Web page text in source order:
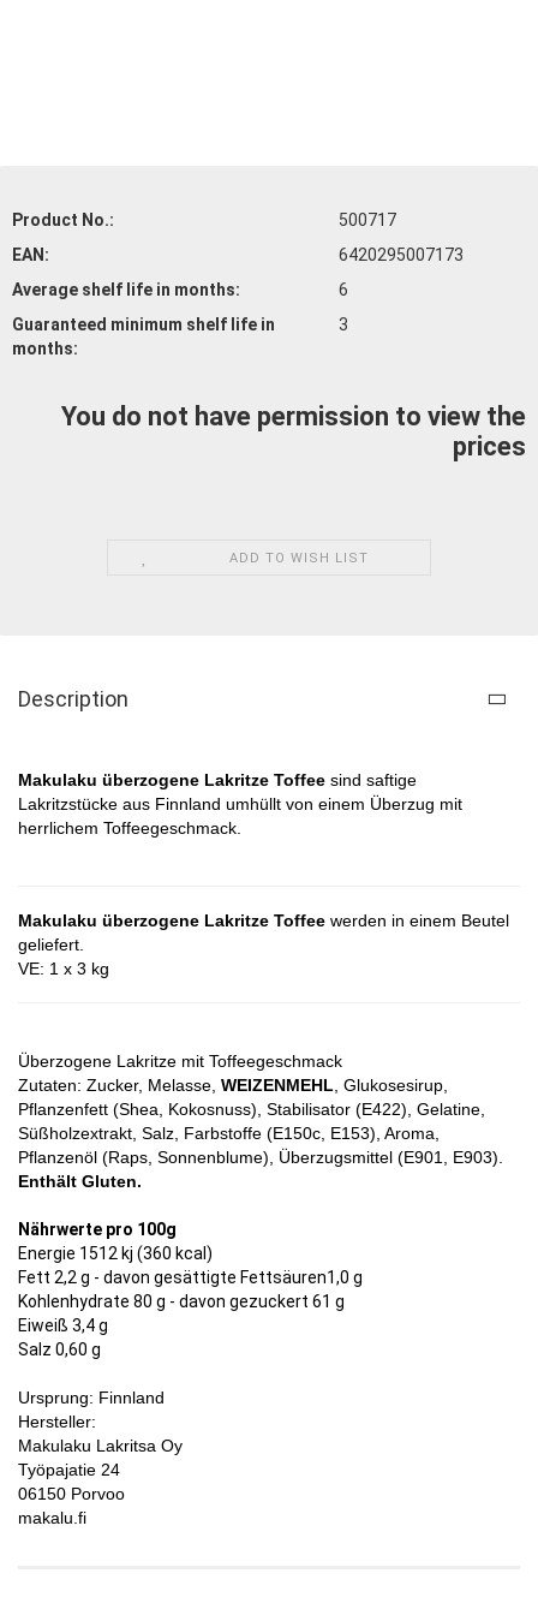
Product No.:
500717
EAN:
6420295007173
Average shelf life in months:
6
Guaranteed minimum shelf life in
months:
3
You do not have permission to view the
prices
ADD TO WISH LIST
Description
Makulaku überzogene Lakritze Toffee sind saftige
Lakritzstücke aus Finnland umhüllt von einem Überzug mit
herrlichem Toffeegeschmack.
Makulaku überzogene Lakritze Toffee werden in einem Beutel
geliefert.
VE: 1 x 3 kg
Überzogene Lakritze mit Toffeegeschmack
Zutaten: Zucker, Melasse, WEIZENMEHL , Glukosesirup,
Pflanzenfett (Shea, Kokosnuss), Stabilisator (E422), Gelatine,
Süßholzextrakt, Salz, Farbstoffe (E150c, E153), Aroma,
Pflanzenöl (Raps, Sonnenblume), Überzugsmittel (E901, E903).
Enthält Gluten.
Nährwerte pro 100g
Energie 1512 kj (360 kcal)
Fett 2,2 g - davon gesättigte Fettsäuren1,0 g
Kohlenhydrate 80 g - davon gezuckert 61 g
Eiweiß 3,4 g
Salz 0,60 g
Ursprung: Finnland
Hersteller:
Makulaku Lakritsa Oy
Työpajatie 24
06150 Porvoo
makalu.fi